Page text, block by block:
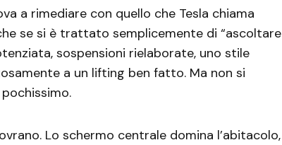
a rimediare con quello che Tesla chiama
se si è trattato semplicemente di “ascoltare
sospensioni rielaborate, uno stile
a un lifting ben fatto. Ma non si
Lo schermo centrale domina l’abitacolo,